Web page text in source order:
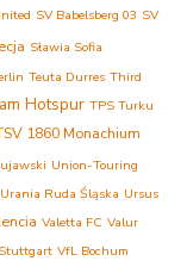
SV Babelsberg 03 SV
Sławia Sofia
Teuta Durres Third
Hotspur TPS Turku
1860 Monachium
Union-Touring
Urania Ruda Śląska Ursus
Valetta FC Valur
VfL Bochum